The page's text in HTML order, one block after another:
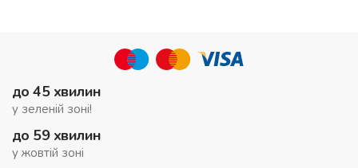
до 45 хвилин
у зеленій зоні!
до 59 хвилин
у жовтій зоні